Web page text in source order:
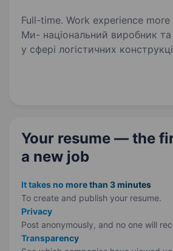
Full-time. Work experience
Ми- національний виробник та
у сфері логістичних
підприємства країни
Your resume — the
a new job
It takes no more than 3 minutes
To create and publish your resume.
Privacy
Post anonymously, and no one will
Transparency